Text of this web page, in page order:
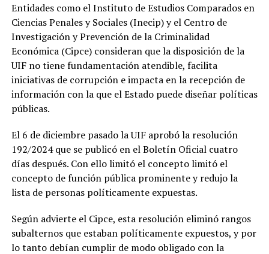
Entidades como el Instituto de Estudios Comparados en
Ciencias Penales y Sociales (Inecip) y el Centro de
Investigación y Prevención de la Criminalidad
Económica (Cipce) consideran que la disposición de la
UIF no tiene fundamentación atendible, facilita
iniciativas de corrupción e impacta en la recepción de
información con la que el Estado puede diseñar políticas
públicas.
El 6 de diciembre pasado la UIF aprobó la resolución
192/2024 que se publicó en el Boletín Oficial cuatro
días después. Con ello limitó el concepto limitó el
concepto de función pública prominente y redujo la
lista de personas políticamente expuestas.
Según advierte el Cipce, esta resolución eliminó rangos
subalternos que estaban políticamente expuestos, y por
lo tanto debían cumplir de modo obligado con la